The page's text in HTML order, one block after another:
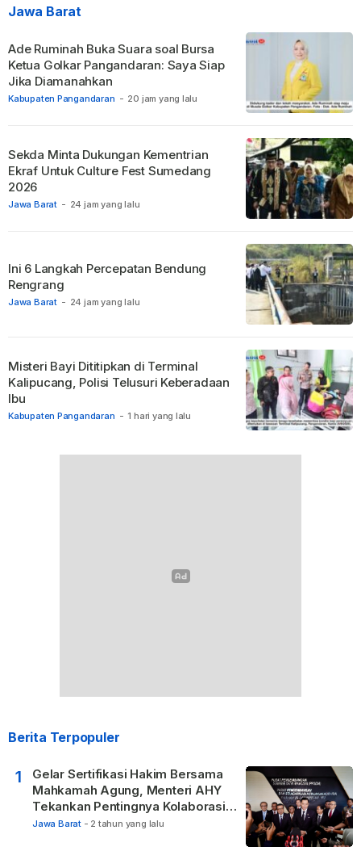
Jawa Barat
Kabupaten Pangandaran - 20 jam yang lalu
Ade Ruminah Buka Suara soal Bursa
Ketua Golkar Pangandaran: Saya Siap
Jika Diamanahkan
Jawa Barat - 24 jam yang lalu
Sekda Minta Dukungan Kementrian
Ekraf Untuk Culture Fest Sumedang
2026
Jawa Barat - 24 jam yang lalu
Ini 6 Langkah Percepatan Bendung
Rengrang
Kabupaten Pangandaran - 1 hari yang lalu
Misteri Bayi Dititipkan di Terminal
Kalipucang, Polisi Telusuri Keberadaan
Ibu
Berita Terpopuler
1
Gelar Sertifikasi Hakim Bersama
Mahkamah Agung, Menteri AHY
Tekankan Pentingnya Kolaborasi
untuk Hadirkan Keadilan bagi
Jawa Barat - 2 tahun yang lalu